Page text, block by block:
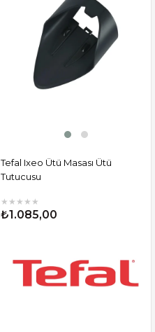
Tefal Ixeo Ütü Masası Ütü
Tutucusu
★ ★ ★ ★ ★
₺1.085,00